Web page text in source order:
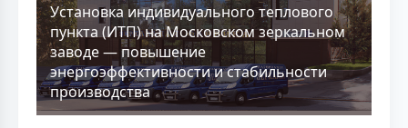
Установка индивидуального теплового
пункта (ИТП) на Московском зеркальном
заводе — повышение
энергоэффективности и стабильности
производства